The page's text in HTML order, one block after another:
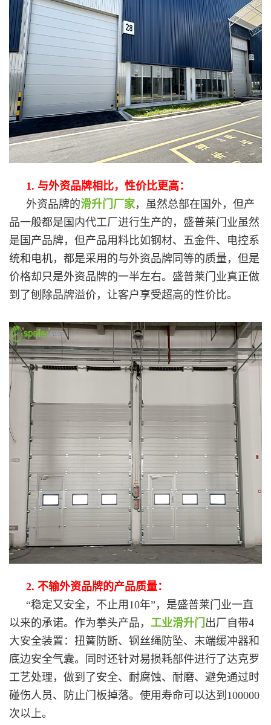
1. 与外资品牌相比，性价比更高：
外资品牌的滑升门厂家，虽然总部在国外，但产
品一般都是国内代工厂进行生产的，盛普莱门业虽然
是国产品牌，但产品用料比如钢材、五金件、电控系
统和电机，都是采用的与外资品牌同等的质量，但是
价格却只是外资品牌的一半左右。盛普莱门业真正做
到了刨除品牌溢价，让客户享受超高的性价比。
2. 不输外资品牌的产品质量：
“稳定又安全，不止用10年”，是盛普莱门业一直
以来的承诺。作为拳头产品， 工业滑升门 出厂自带4
大安全装置：扭簧防断、钢丝绳防坠、末端缓冲器和
底边安全气囊。同时还针对易损耗部件进行了达克罗
工艺处理，做到了安全、耐腐蚀、耐磨、避免通过时
碰伤人员、防止门板掉落。使用寿命可以达到100000
次以上。